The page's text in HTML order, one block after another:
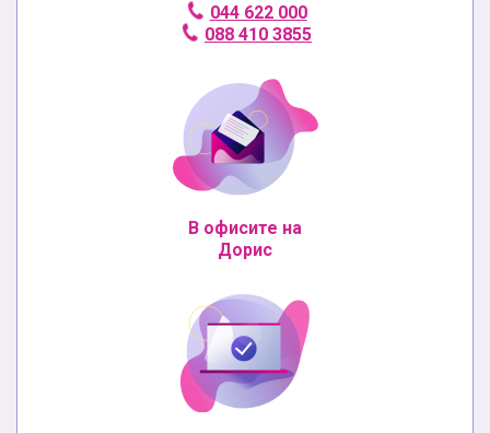
044 622 000
088 410 3855
В офисите на
Дорис